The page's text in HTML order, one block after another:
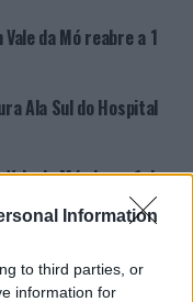
Information
to third parties, or
information for
da Mó reabre a 1
Ala Sul do Hospital
da Mó abre a 1 de